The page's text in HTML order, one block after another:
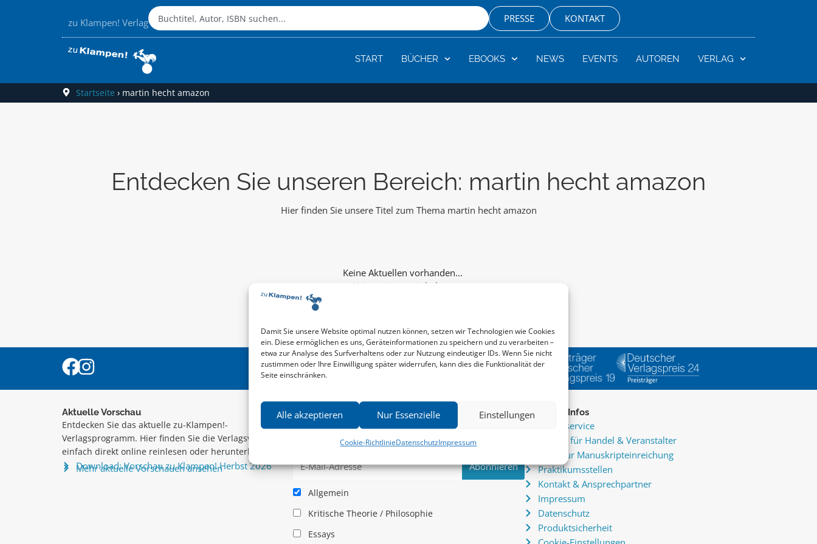
Damit Sie unsere Website optimal nutzen können, setzen wir Technologien wie Cookies
ein. Diese ermöglichen es uns, Geräteinformationen zu speichern und zu verarbeiten –
etwa zur Analyse des Surfverhaltens oder zur Nutzung eindeutiger IDs. Wenn Sie nicht
zustimmen oder Ihre Einwilligung später widerrufen, kann dies die Funktionalität der
Seite einschränken.
Alle akzeptieren Nur Essenzielle Einstellungen
Cookie-RichtlinieDatenschutzImpressum
zu Klampen! Verlag PRESSE KONTAKT
START BÜCHER EBOOKS NEWS EVENTS AUTOREN VERLAG
Startseite › martin hecht amazon
Entdecken Sie unseren Bereich: martin hecht amazon
Hier finden Sie unsere Titel zum Thema martin hecht amazon
Keine weiteren Inhalte...
Aktuelle Vorschau
Entdecken Sie das aktuelle zu-Klampen!-
Verlagsprogramm. Hier finden Sie die Verlagsvorschau –
einfach direkt online reinlesen oder herunterladen.
Download: Vorschau zu Klampen! Herbst 2026
Mehr aktuelle Vorschauen ansehen
Newsletter
News zu aktuellen Neuheiten und Nachrichten im zu
Klampen! Verlag – jederzeit wieder abbestellbar.
Allgemein
Kritische Theorie / Philosophie
Essays
Service & Infos
Presseservice
Service für Handel & Veranstalter
Infos zur Manuskripteinreichung
Praktikumsstellen
Kontakt & Ansprechpartner
Impressum
Datenschutz
Produktsicherheit